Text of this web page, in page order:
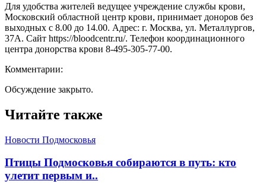
Для удобства жителей ведущее учреждение службы крови,
Московский областной центр крови, принимает доноров без
выходных с 8.00 до 14.00. Адрес: г. Москва, ул. Металлургов,
37А. Сайт https://bloodcentr.ru/. Телефон координационного
центра донорства крови 8-495-305-77-00.
Комментарии:
Обсуждение закрыто.
Читайте также
Новости Подмосковья
Птицы Подмосковья собираются в путь: кто
улетит первым и..